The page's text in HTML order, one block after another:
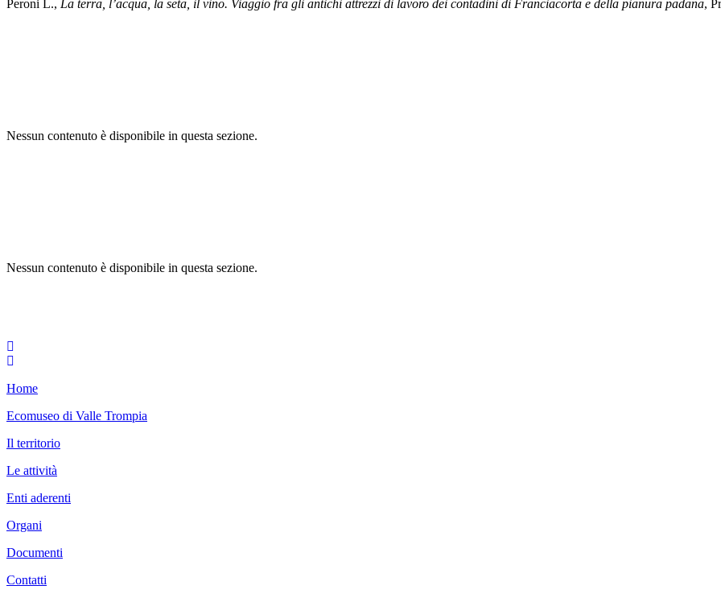
Peroni L., La terra, l’acqua, la seta, il vino. Viaggio fra gli antichi attrezzi di lavoro dei contadini di Franciacorta e della pianura padana,
Nessun contenuto è disponibile in questa sezione.
Nessun contenuto è disponibile in questa sezione.
Home
Ecomuseo di Valle Trompia
Il territorio
Le attività
Enti aderenti
Organi
Documenti
Contatti